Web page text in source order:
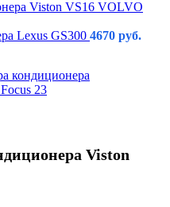
Lexus GS300 4670 руб.
Viston